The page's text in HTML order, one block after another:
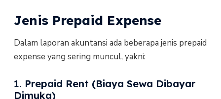
Jenis Prepaid Expense
Dalam laporan akuntansi ada beberapa jenis prepaid
expense yang sering muncul, yakni:
1. Prepaid Rent (Biaya Sewa Dibayar
Dimuka)